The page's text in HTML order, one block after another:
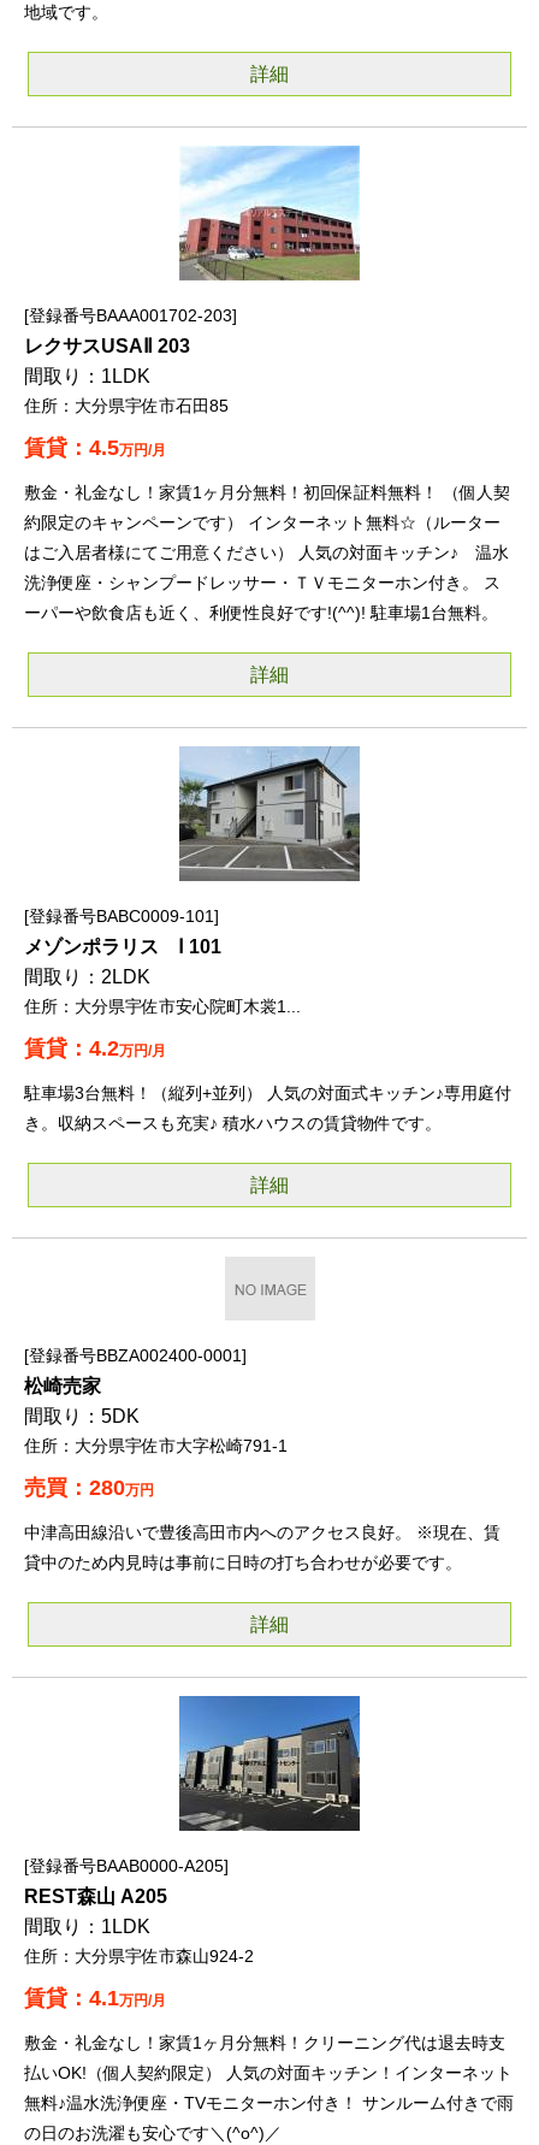
地域です。
詳細
登録番号BAAA001702-203
レクサスUSAⅡ 203
1LDK
大分県宇佐市石田85
4.5万円/月
敷金・礼金なし！家賃1ヶ月分無料！初回保証料無料！ （個人契
約限定のキャンペーンです） インターネット無料☆（ルーター
はご入居者様にてご用意ください） 人気の対面キッチン♪ 温水
洗浄便座・シャンプードレッサー・ＴＶモニターホン付き。 ス
ーパーや飲食店も近く、利便性良好です!(^^)! 駐車場1台無料。
詳細
登録番号BABC0009-101
メゾンポラリス Ⅰ 101
2LDK
大分県宇佐市安心院町木裳1...
4.2万円/月
駐車場3台無料！（縦列+並列） 人気の対面式キッチン♪専用庭付
き。収納スペースも充実♪ 積水ハウスの賃貸物件です。
詳細
登録番号BBZA002400-0001
松崎売家
5DK
大分県宇佐市大字松崎791-1
280万円
中津高田線沿いで豊後高田市内へのアクセス良好。 ※現在、賃
貸中のため内見時は事前に日時の打ち合わせが必要です。
詳細
登録番号BAAB0000-A205
REST森山 A205
1LDK
大分県宇佐市森山924-2
4.1万円/月
敷金・礼金なし！家賃1ヶ月分無料！クリーニング代は退去時支
払いOK!（個人契約限定） 人気の対面キッチン！インターネット
無料♪温水洗浄便座・TVモニターホン付き！ サンルーム付きで雨
の日のお洗濯も安心です＼(^o^)／